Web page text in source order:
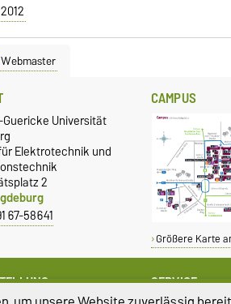
Webmaster
Universität
Elektrotechnik und
2
67-58641
CAMPUS
Größere Karte
SERVICE